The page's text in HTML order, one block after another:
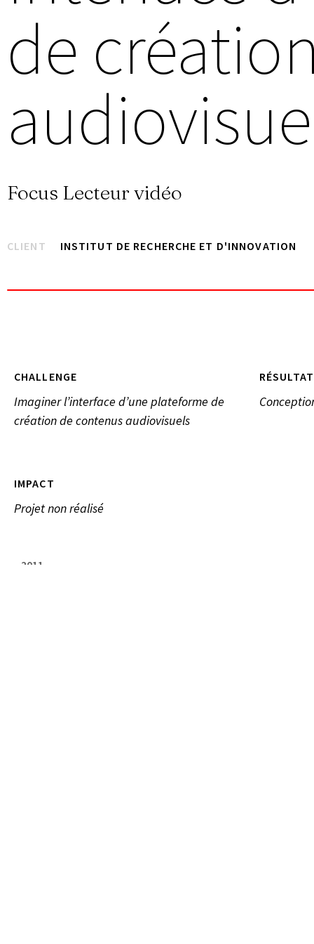
de
Focus Lecteur vidéo
CLIENT INSTITUT DE RECHERCHE ET D'INNOVATION
CHALLENGE
Imaginer l’interface d’une plateforme de
création de contenus audiovisuels
RÉSULTAT
IMPACT
Projet non réalisé
2011